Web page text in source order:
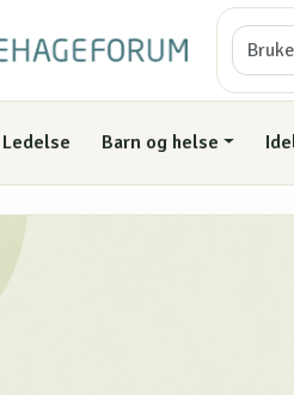
Ledelse Barn og helse